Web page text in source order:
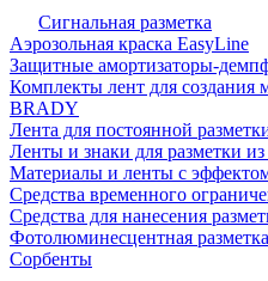
Сигнальная разметка
Аэрозольная краска EasyLine
Защитные амортизаторы-
Комплекты лент для создания
BRADY
Лента для постоянной
Ленты и знаки для разметки
Материалы и ленты с
Средства временного
Средства для нанесения
Фотолюминесцентная разметка
Сорбенты